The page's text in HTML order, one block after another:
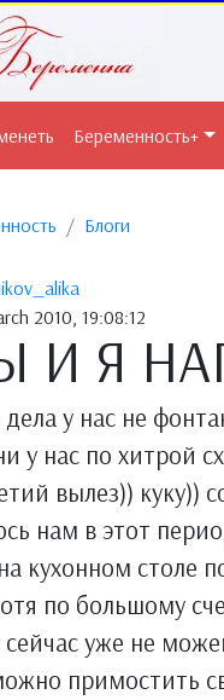
Беременность+
Блоги
2010, 19:08:12
И Я
у нас не
у нас по хитрой
вылез)) куку))
нам в этот
кухонном столе
по большому
сейчас уже не
примостить